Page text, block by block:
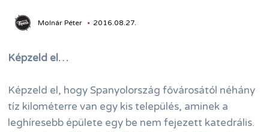
Molnár Péter 2016.08.27.
Képzeld el…
Képzeld el, hogy Spanyolország fővárosától néhány
tíz kilométerre van egy kis település, aminek a
leghíresebb épülete egy be nem fejezett katedrális.